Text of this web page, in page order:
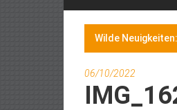
Wilde Neuigkeiten:
06/10/2022